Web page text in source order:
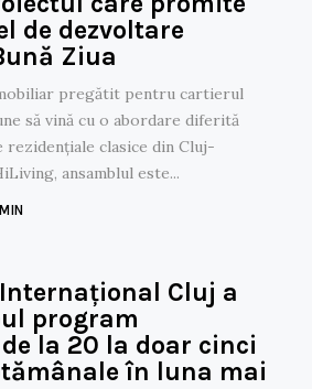
de dezvoltare
Ziua
pregătit pentru cartierul
să vină cu o abordare diferită
rezidențiale clasice din Cluj-
ansamblul este...
Cluj a
program
la 20 la doar cinci
în luna mai